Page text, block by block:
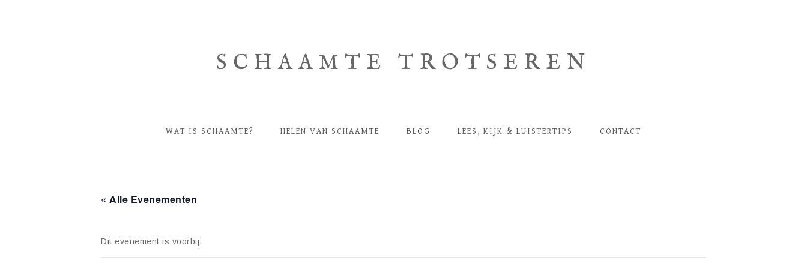
SCHAAMTE TROTSEREN
WAT IS SCHAAMTE? HELEN VAN SCHAAMTE BLOG LEES, KIJK & LUISTERTIPS CONTACT
« Alle Evenementen
Dit evenement is voorbij.